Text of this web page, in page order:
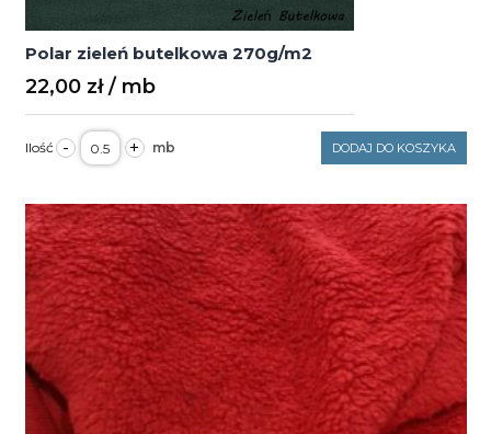
Polar zieleń butelkowa 270g/m2
22,00 zł
- ilość
Polar
zieleń
270g/m2
+ DODAJ DO KOSZYKA